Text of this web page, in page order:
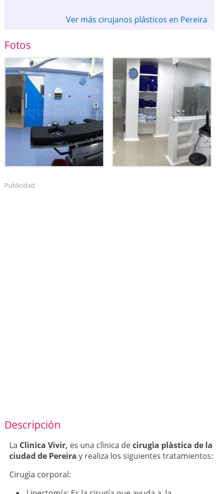
Ver más cirujanos plásticos en Pereira
Fotos
Publicidad
Descripción
La Clinica Vivir, es una clìnica decirugìa plàstica de la
ciudad de Pereira y realiza los siguientes tratamientos:
Cirugìa corporal: